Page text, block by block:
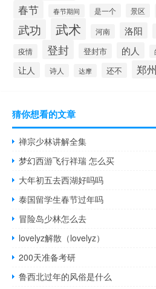
春节 春节期间 是一个 景区
武功 武术 河南 洛阳
疫情 登封 登封市 的人
让人 诗人 达摩 还不 郑州
猜你想看的文章
禅宗少林讲解全集
梦幻西游飞行祥瑞 怎么买
大年初五去西湖好吗吗
泰国留学生春节过年吗
冒险岛少林怎么去
lovelyz解散（lovelyz）
200天准备考研
鲁西北过年的风俗是什么